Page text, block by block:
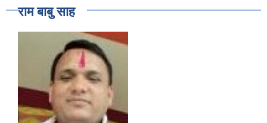
राम बाबु साह